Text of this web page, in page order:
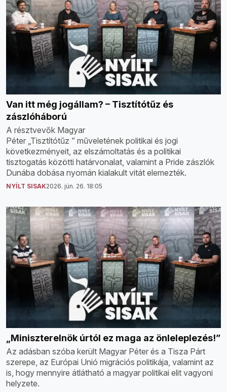
Van itt még jogállam? – Tisztítótűz és
zászlóháború
A résztvevők Magyar
Péter „Tisztítótűz ” műveletének politikai és jogi
következményeit, az elszámoltatás és a politikai
tisztogatás közötti határvonalat, valamint a Pride zászlók
Dunába dobása nyomán kialakult vitát elemezték.
NYÍLT SISAK2026. jún. 26. 18:05
„Miniszterelnök úrtól ez maga az önleleplezés!”
Az adásban szóba került Magyar Péter és a Tisza Párt
szerepe, az Európai Unió migrációs politikája, valamint az
is, hogy mennyire átlátható a magyar politikai elit vagyoni
helyzete.